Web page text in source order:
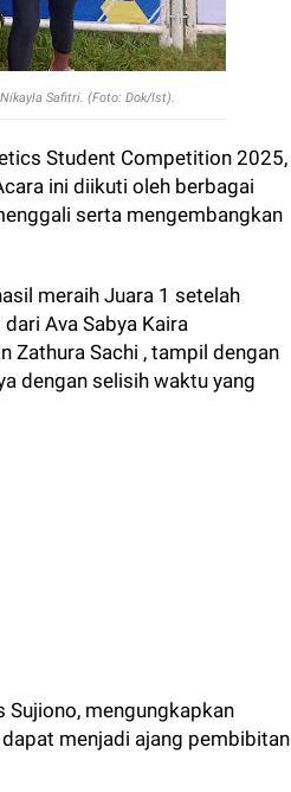
Safitri. (Foto: Dok/Ist).
Student Competition 2025,
ini diikuti oleh berbagai
serta mengembangkan
meraih Juara 1 setelah
Ava Sabya Kaira
Zathura Sachi , tampil dengan
dengan selisih waktu yang
Sujiono, mengungkapkan
menjadi ajang pembibitan